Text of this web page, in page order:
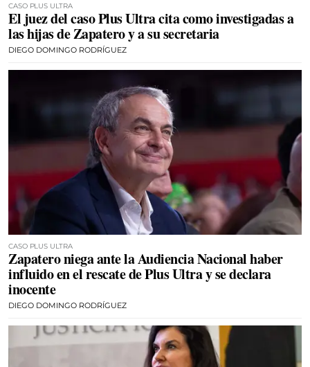
CASO PLUS ULTRA
El juez del caso Plus Ultra cita como investigadas a
las hijas de Zapatero y a su secretaria
DIEGO DOMINGO RODRÍGUEZ
CASO PLUS ULTRA
Zapatero niega ante la Audiencia Nacional haber
influido en el rescate de Plus Ultra y se declara
inocente
DIEGO DOMINGO RODRÍGUEZ